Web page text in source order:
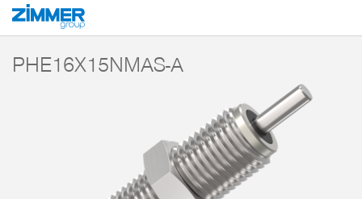
Démarrage Produits
PHE16X15NMAS-A